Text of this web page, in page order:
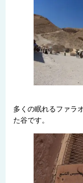
多くの眠れるファラ
た谷です。